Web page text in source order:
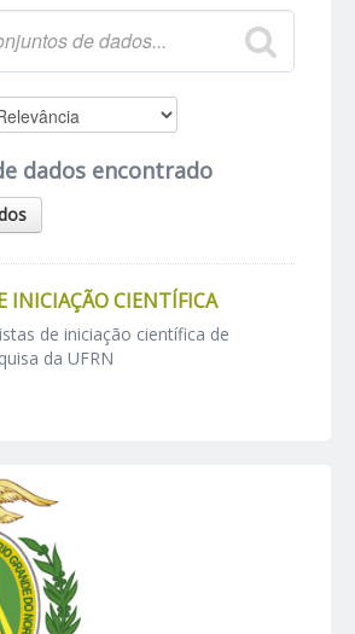
dados encontrado
INICIAÇÃO CIENTÍFICA
de iniciação científica de
da UFRN